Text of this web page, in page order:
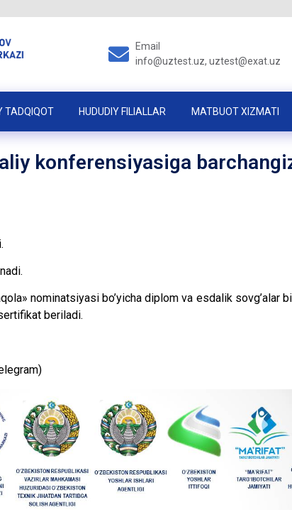
Email
info@uztest.uz, uztest@exat.uz
TADQIQOT HUDUDIY FILIALLAR MATBUOT XIZMATI
konferensiyasiga
nominatsiyasi bo’yicha diplom va esdalik sovg’alar
beriladi.